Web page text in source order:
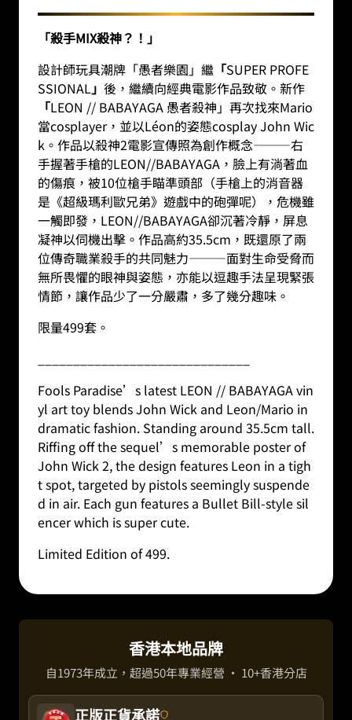
「殺手MIX殺神？！」
設計師玩具潮牌「愚者樂園」繼 「SUPER PROFE
SSIONAL」 後，繼續向經典電影作品致敬。新作
「LEON // BABAYAGA 愚者殺神」再次找來Mario
當cosplayer，並以Léon的姿態cosplay John Wic
k。作品以殺神2電影宣傳照為創作概念———右
手握著手槍的LEON//BABAYAGA，臉上有淌著血
的傷痕，被10位槍手瞄準頭部（手槍上的消音器
是《超級瑪利歐兄弟》遊戲中的砲彈呢），危機雖
一觸即發，LEON//BABAYAGA卻沉著冷靜，屏息
凝神以伺機出擊。作品高約35.5cm，既還原了兩
位傳奇職業殺手的共同魅力———面對生命受脅而
無所畏懼的眼神與姿態，亦能以逗趣手法呈現緊張
情節，讓作品少了一分嚴肅，多了幾分趣味。
限量499套。
Fools Paradise’s latest LEON // BABAYAGA vin
yl art toy blends John Wick and Leon/Mario in
dramatic fashion. Standing around 35.5cm tall.
Riffing off the sequel’s memorable poster of
John Wick 2, the design features Leon in a tigh
t spot, targeted by pistols seemingly suspende
d in air. Each gun features a Bullet Bill-style sil
encer which is super cute.
Limited Edition of 499.
香港本地品牌
自1973年成立，超過50年專業經營 · 10+香港分店
正版正貨承諾